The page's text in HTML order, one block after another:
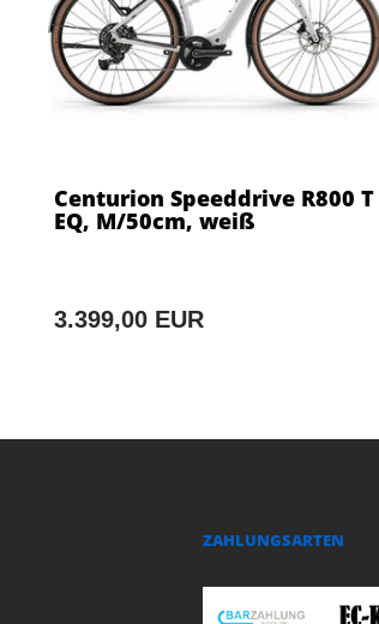
Centurion Speeddrive R800 T
EQ, M/50cm, weiß
3.399,00 EUR
ZAHLUNGSARTEN